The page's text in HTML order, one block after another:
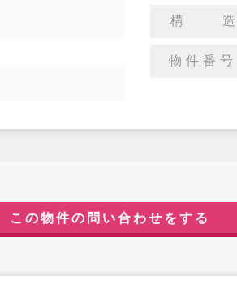
構 造
物件番号
この物件の問い合わせをする